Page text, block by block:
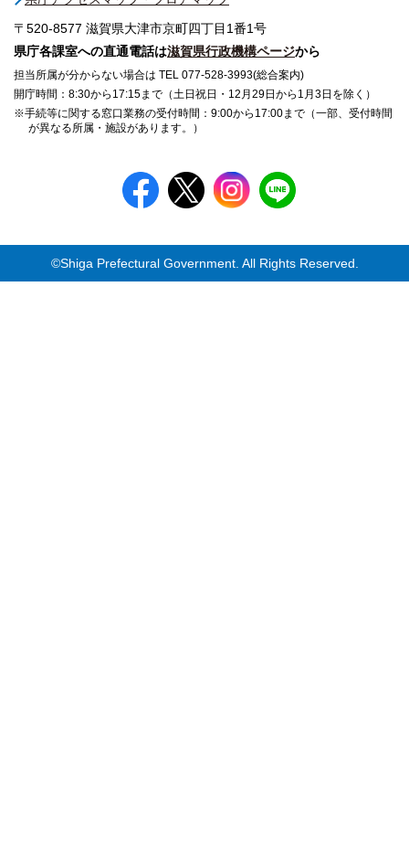
〒520-8577 滋賀県大津市京町四丁目1番1号
県庁各課室への直通電話は滋賀県行政機構ページから
担当所属が分からない場合は TEL 077-528-3993(総合案内)
開庁時間：8:30から17:15まで（土日祝日・12月29日から1月3日を除く）
※手続等に関する窓口業務の受付時間：9:00から17:00まで（一部、受付時間
が異なる所属・施設があります。）
©Shiga Prefectural Government. All Rights Reserved.